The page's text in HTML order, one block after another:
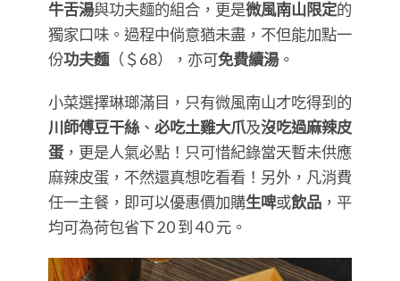
牛舌湯與功夫麵的組合，更是微風南山限定的
獨家口味。過程中倘意猶未盡，不但能加點一
份功夫麵（＄68），亦可免費續湯。
小菜選擇琳瑯滿目，只有微風南山才吃得到的
川師傅豆干絲、 必吃土雞大爪及沒吃過麻辣皮
蛋，更是人氣必點！只可惜紀錄當天暫未供應
麻辣皮蛋，不然還真想吃看看！另外，凡消費
任一主餐，即可以優惠價加購生啤或飲品 ，平
均可為荷包省下 20 到 40 元。